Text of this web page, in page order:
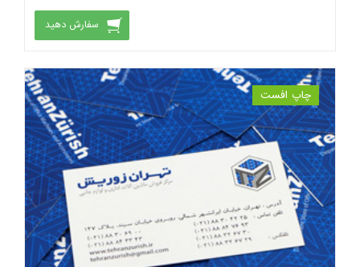
سفارش دهید
چاپ افست